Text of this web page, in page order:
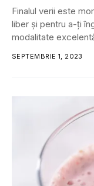
Finalul verii este
liber și pentru a-ți
modalitate
SEPTEMBRIE 1, 2023